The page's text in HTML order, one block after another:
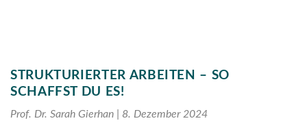
STRUKTURIERTER ARBEITEN – SO
SCHAFFST DU ES!
Prof. Dr. Sarah Gierhan 8. Dezember 2024